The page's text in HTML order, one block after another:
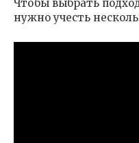
Чтобы выбрать
нужно учесть